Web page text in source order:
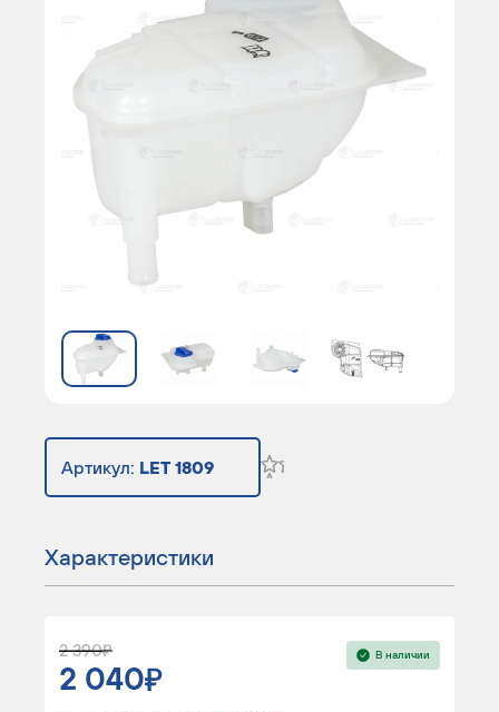
Артикул: LET 1809
Характеристики
2 390
2 040
В наличии